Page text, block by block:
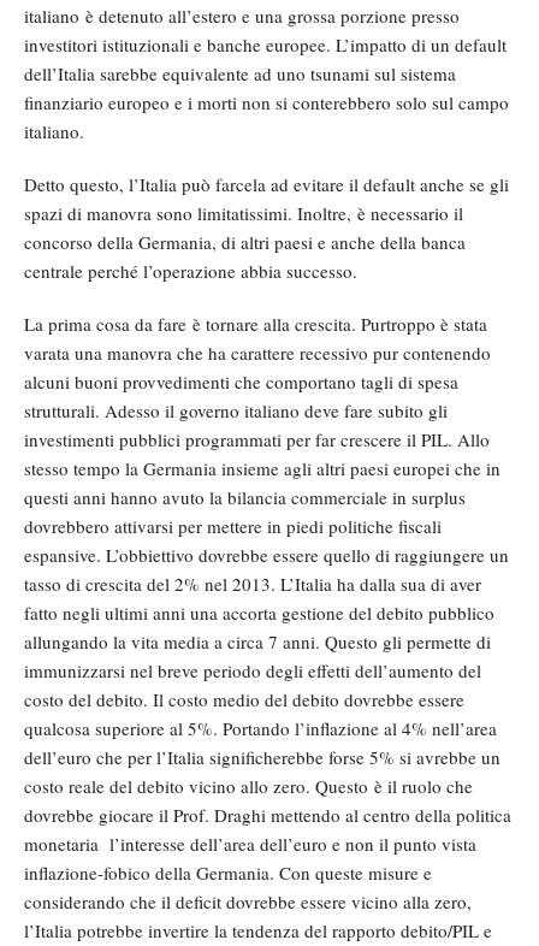
italiano è detenuto all’estero e una grossa porzione presso
investitori istituzionali e banche europee. L’impatto di un default
dell’Italia sarebbe equivalente ad uno tsunami sul sistema
finanziario europeo e i morti non si conterebbero solo sul campo
italiano.
Detto questo, l’Italia può farcela ad evitare il default anche se gli
spazi di manovra sono limitatissimi. Inoltre, è necessario il
concorso della Germania, di altri paesi e anche della banca
centrale perché l’operazione abbia successo.
La prima cosa da fare è tornare alla crescita. Purtroppo è stata
varata una manovra che ha carattere recessivo pur contenendo
alcuni buoni provvedimenti che comportano tagli di spesa
strutturali. Adesso il governo italiano deve fare subito gli
investimenti pubblici programmati per far crescere il PIL. Allo
stesso tempo la Germania insieme agli altri paesi europei che in
questi anni hanno avuto la bilancia commerciale in surplus
dovrebbero attivarsi per mettere in piedi politiche fiscali
espansive. L’obbiettivo dovrebbe essere quello di raggiungere un
tasso di crescita del 2% nel 2013. L’Italia ha dalla sua di aver
fatto negli ultimi anni una accorta gestione del debito pubblico
allungando la vita media a circa 7 anni. Questo gli permette di
immunizzarsi nel breve periodo degli effetti dell’aumento del
costo del debito. Il costo medio del debito dovrebbe essere
qualcosa superiore al 5%. Portando l’inflazione al 4% nell’area
dell’euro che per l’Italia significherebbe forse 5% si avrebbe un
costo reale del debito vicino allo zero. Questo è il ruolo che
dovrebbe giocare il Prof. Draghi mettendo al centro della politica
monetaria l’interesse dell’area dell’euro e non il punto vista
inflazione-fobico della Germania. Con queste misure e
considerando che il deficit dovrebbe essere vicino alla zero,
l’Italia potrebbe invertire la tendenza del rapporto debito/PIL e